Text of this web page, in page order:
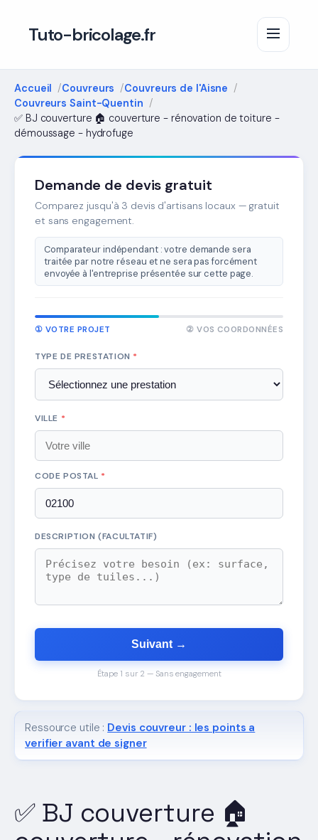
Tuto-bricolage.fr
Accueil Couvreurs
Couvreurs de l'Aisne
Couvreurs Saint-Quentin
✅ BJ couverture 🏠 couverture - rénovation de toiture -
démoussage - hydrofuge
✅ BJ couverture 🏠
Demande de devis gratuit
Comparez jusqu'à 3 devis d'artisans locaux — gratuit
et sans engagement.
Comparateur indépendant : votre demande sera
traitée par notre réseau et ne sera pas forcément
envoyée à l'entreprise présentée sur cette page.
① VOTRE PROJET ② VOS COORDONNÉES
TYPE DE PRESTATION *
VILLE *
CODE POSTAL *
DESCRIPTION (FACULTATIF)
Suivant →
Étape 1 sur 2 — Sans engagement
Ressource utile : Devis couvreur : les points a
verifier avant de signer